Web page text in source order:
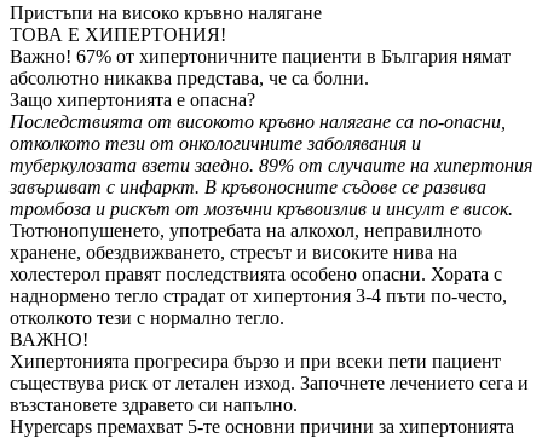
Пристъпи на високо кръвно налягане
ТОВА Е ХИПЕРТОНИЯ!
Важно! 67% от хипертоничните пациенти в България нямат
абсолютно никаква представа, че са болни.
Защо хипертонията е опасна?
Последствията от високото кръвно налягане са по-опасни,
отколкото тези от онкологичните заболявания и
туберкулозата взети заедно. 89% от случаите на хипертония
завършват с инфаркт. В кръвоносните съдове се развива
тромбоза и рискът от мозъчни кръвоизлив и инсулт е висок.
Тютюнопушенето, употребата на алкохол, неправилното
хранене, обездвижването, стресът и високите нива на
холестерол правят последствията особено опасни. Хората с
наднормено тегло страдат от хипертония 3-4 пъти по-често,
отколкото тези с нормално тегло.
ВАЖНО!
Хипертонията прогресира бързо и при всеки пети пациент
съществува риск от летален изход. Започнете лечението сега и
възстановете здравето си напълно.
Hypercaps премахват 5-те основни причини за хипертонията